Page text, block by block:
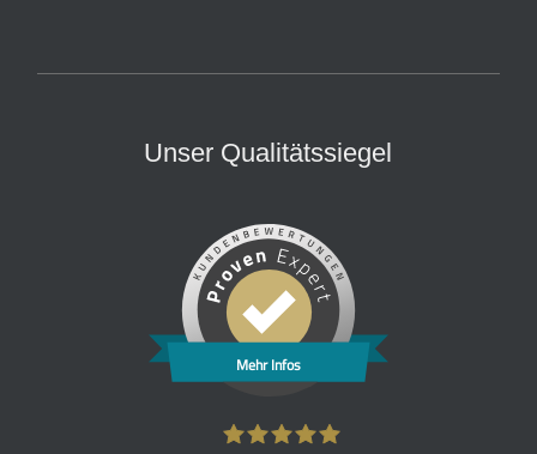
Unser Qualitätssiegel
Mehr Infos